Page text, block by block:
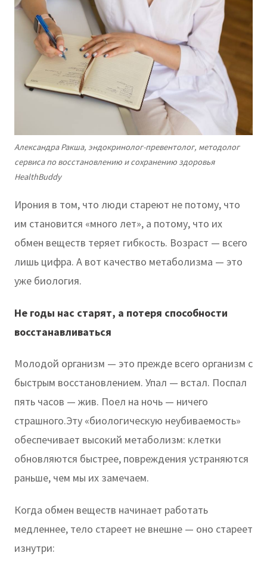
Александра Ракша, эндокринолог-превентолог, методолог
сервиса по восстановлению и сохранению здоровья
HealthBuddy
Ирония в том, что люди стареют не потому, что
им становится «много лет», а потому, что их
обмен веществ теряет гибкость. Возраст — всего
лишь цифра. А вот качество метаболизма — это
уже биология.
Не годы нас старят, а потеря способности
восстанавливаться
Молодой организм — это прежде всего организм с
быстрым восстановлением. Упал — встал. Поспал
пять часов — жив. Поел на ночь — ничего
страшного.Эту «биологическую неубиваемость»
обеспечивает высокий метаболизм: клетки
обновляются быстрее, повреждения устраняются
раньше, чем мы их замечаем.
Когда обмен веществ начинает работать
медленнее, тело стареет не внешне — оно стареет
изнутри: